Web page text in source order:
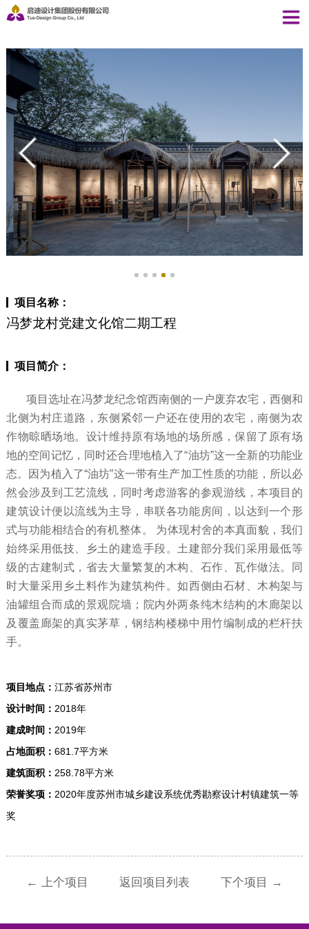
项目名称：
冯梦龙村党建文化馆二期工程
项目简介：
项目选址在冯梦龙纪念馆西南侧的一户废弃农宅，西侧和
北侧为村庄道路，东侧紧邻一户还在使用的农宅，南侧为农
作物晾晒场地。设计维持原有场地的场所感，保留了原有场
地的空间记忆，同时还合理地植入了“油坊”这一全新的功能业
态。因为植入了“油坊”这一带有生产加工性质的功能，所以必
然会涉及到工艺流线，同时考虑游客的参观游线，本项目的
建筑设计便以流线为主导，串联各功能房间，以达到一个形
式与功能相结合的有机整体。 为体现村舍的本真面貌，我们
始终采用低技、乡土的建造手段。土建部分我们采用最低等
级的古建制式，省去大量繁复的木构、石作、瓦作做法。同
时大量采用乡土料作为建筑构件。如西侧由石材、木构架与
油罐组合而成的景观院墙；院内外两条纯木结构的木廊架以
及覆盖廊架的真实茅草，钢结构楼梯中用竹编制成的栏杆扶
手。
项目地点： 江苏省苏州市
设计时间： 2018年
建成时间： 2019年
占地面积： 681.7平方米
建筑面积： 258.78平方米
荣誉奖项： 2020年度苏州市城乡建设系统优秀勘察设计村镇建筑一等
奖
← 上个项目 返回项目列表 下个项目 →